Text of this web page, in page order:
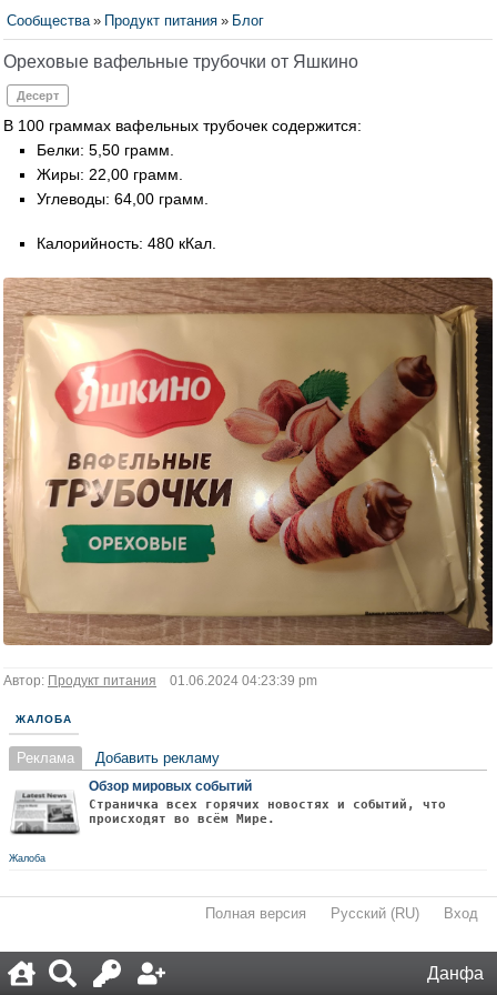
Данфа
Сообщества » Продукт питания » Блог
Ореховые вафельные трубочки от Яшкино
Десерт
В 100 граммах вафельных трубочек содержится:
Белки: 5,50 грамм.
Жиры: 22,00 грамм.
Углеводы: 64,00 грамм.
Калорийность: 480 кКал.
Автор: Продукт питания 01.06.2024 04:23:39 pm
ЖАЛОБА
Реклама Добавить рекламу
Обзор мировых событий
Страничка всех горячих новостях и событий, что
происходят во всём Мире.
Жалоба
Полная версия Русский (RU) Вход